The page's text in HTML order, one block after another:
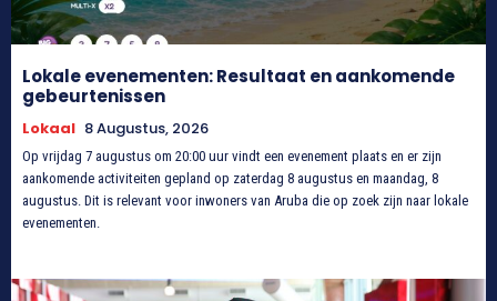
Lokale evenementen: Resultaat en aankomende
gebeurtenissen
Lokaal 8 Augustus, 2026
Op vrijdag 7 augustus om 20:00 uur vindt een evenement plaats en er zijn
aankomende activiteiten gepland op zaterdag 8 augustus en maandag, 8
augustus. Dit is relevant voor inwoners van Aruba die op zoek zijn naar lokale
evenementen.